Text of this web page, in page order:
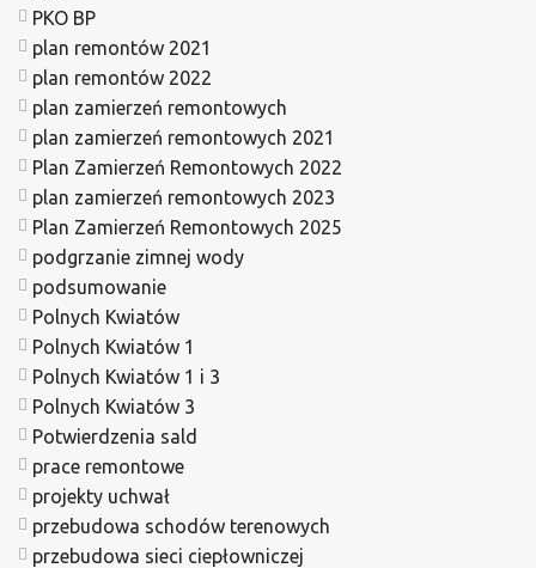
PKO BP
plan remontów 2021
plan remontów 2022
plan zamierzeń remontowych
plan zamierzeń remontowych 2021
Plan Zamierzeń Remontowych 2022
plan zamierzeń remontowych 2023
Plan Zamierzeń Remontowych 2025
podgrzanie zimnej wody
podsumowanie
Polnych Kwiatów
Polnych Kwiatów 1
Polnych Kwiatów 1 i 3
Polnych Kwiatów 3
Potwierdzenia sald
prace remontowe
projekty uchwał
przebudowa schodów terenowych
przebudowa sieci ciepłowniczej